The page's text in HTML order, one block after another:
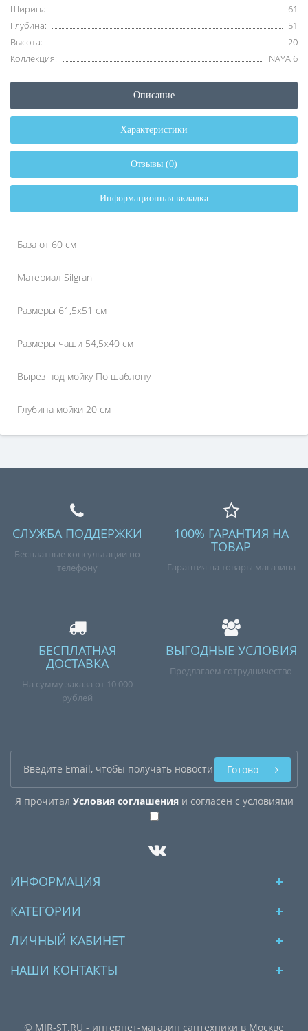
Ширина:
61
Глубина:
51
Высота:
20
Коллекция:
NAYA 6
Описание
Характеристики
Отзывы (0)
Информационная вкладка
База от 60 см
Материал Silgrani
Размеры 61,5x51 см
Размеры чаши 54,5x40 см
Вырез под мойку По шаблону
Глубина мойки 20 см
СЛУЖБА ПОДДЕРЖКИ
Бесплатные консультации по
телефону
100% ГАРАНТИЯ НА
ТОВАР
Гарантия на товары магазина
БЕСПЛАТНАЯ
ДОСТАВКА
На сумму заказа от 10 000
рублей
ВЫГОДНЫЕ УСЛОВИЯ
Предлагаем сотрудничество
Я прочитал Условия соглашенияи согласен с условиями
Готово
ИНФОРМАЦИЯ
КАТЕГОРИИ
ЛИЧНЫЙ КАБИНЕТ
НАШИ КОНТАКТЫ
© MIR-ST.RU - интернет-магазин сантехники в Москве